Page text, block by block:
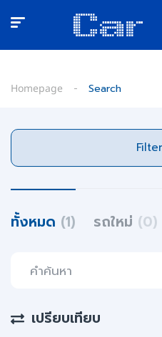
Homepage Search
ทั้งหมด (1) รถใหม่ (0)
เปรียบเทียบ